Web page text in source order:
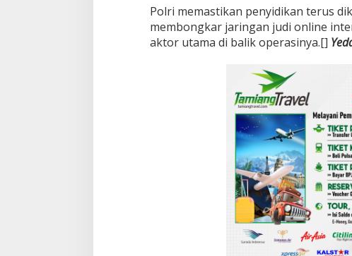
Polri memastikan penyidikan terus
membongkar jaringan judi online
aktor utama di balik operasinya.[]